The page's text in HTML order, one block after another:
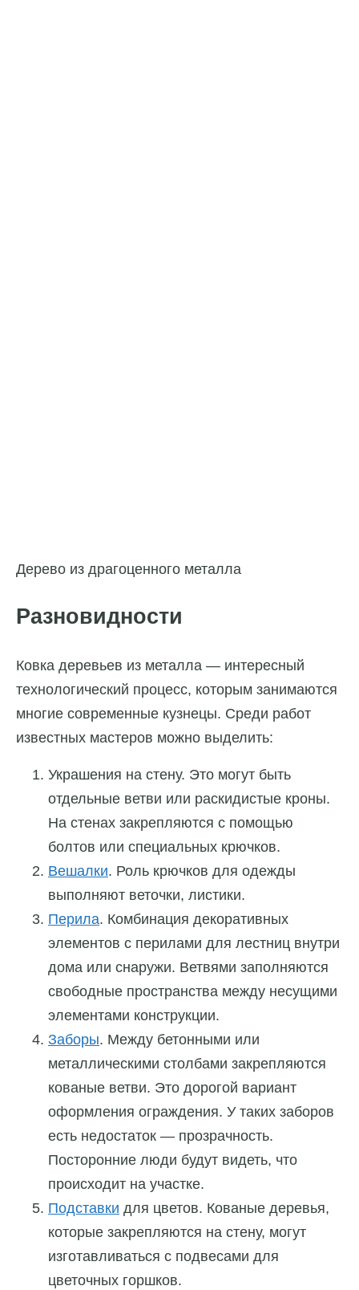
Дерево из драгоценного металла
Разновидности
Ковка деревьев из металла — интересный
технологический процесс, которым занимаются
многие современные кузнецы. Среди работ
известных мастеров можно выделить:
Украшения на стену. Это могут быть
отдельные ветви или раскидистые кроны.
На стенах закрепляются с помощью
болтов или специальных крючков.
Вешалки. Роль крючков для одежды
выполняют веточки, листики.
Перила. Комбинация декоративных
элементов с перилами для лестниц внутри
дома или снаружи. Ветвями заполняются
свободные пространства между несущими
элементами конструкции.
Заборы. Между бетонными или
металлическими столбами закрепляются
кованые ветви. Это дорогой вариант
оформления ограждения. У таких заборов
есть недостаток — прозрачность.
Посторонние люди будут видеть, что
происходит на участке.
Подставки для цветов. Кованые деревья,
которые закрепляются на стену, могут
изготавливаться с подвесами для
цветочных горшков.